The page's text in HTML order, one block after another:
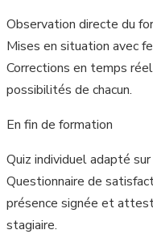
Observation directe du
Mises en situation avec
Corrections en temps
possibilités de chacun.
En fin de formation
Quiz individuel adapté
Questionnaire de
présence signée et
stagiaire.